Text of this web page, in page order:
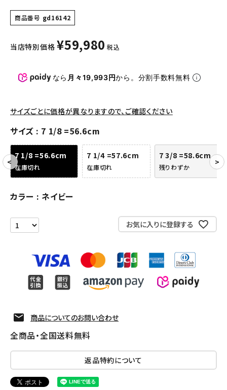
その他バッグ類
スニーカー・ブーツ
パンツ・ショーツ
SEASON
CONTENTS
ACCOUNT MENU
商品番号 gd16142
当店特別価格 ¥59,980 税込
なら 月々19,993円から。分割手数料無料
サイズごとに価格が異なりますので、ご確認ください
サイズ 7 1/8 =56.6cm
7 1/8 =56.6cm
在庫切れ
7 1/4 =57.6cm
在庫切れ
7 3/8 =58.6cm
残りわずか
カラー ネイビー
お気に入りに登録する
商品についてのお問い合わせ
全商品・全国送料無料
返品特約について